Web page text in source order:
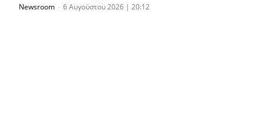
Newsroom - 6 Αυγούστου 2026 | 20:12